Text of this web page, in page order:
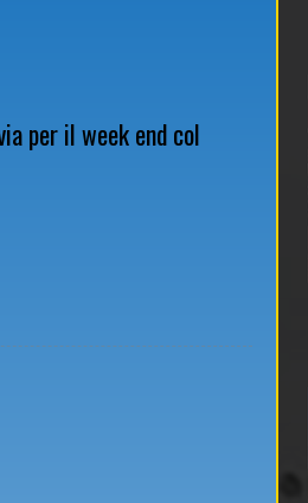
per il week end col